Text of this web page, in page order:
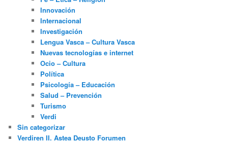
Innovación
Internacional
Investigación
Lengua Vasca – Cultura Vasca
Nuevas tecnologías e internet
Ocio – Cultura
Política
Psicología – Educación
Salud – Prevención
Turismo
Verdi
Sin categorizar
Verdiren II. Astea Deusto Forumen